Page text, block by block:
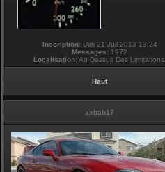
Inscription:Dim 21 Juil 2013 13:24
Messages: 1972
Localisation:Au Dessus Des Limitations.
Haut
axbab17